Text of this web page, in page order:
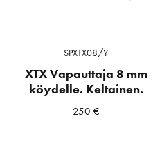
SPXTX08/Y
XTX Vapauttaja 8 mm
köydelle. Keltainen.
250 €